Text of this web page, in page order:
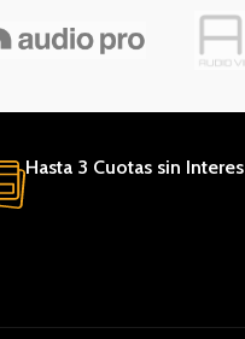
Hasta 3 Cuotas sin Interes